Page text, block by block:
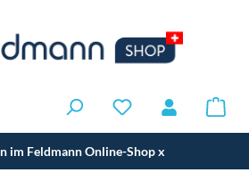
im Feldmann Online-Shopx